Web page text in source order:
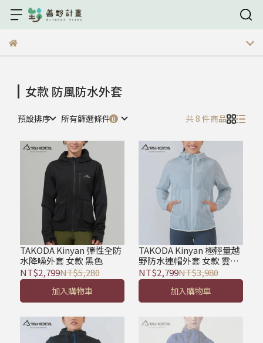
女款 防風防水外套
預設排序 所有篩選條件 共 8 件商品
TAKODA Kinyan 彈性全防
水降噪外套 女款 黑色
NT$2,799NT$5,280
加入購物車
TAKODA Kinyan 極輕量越
野防水連帽外套 女款 雲霧
藍
NT$2,799NT$3,980
加入購物車